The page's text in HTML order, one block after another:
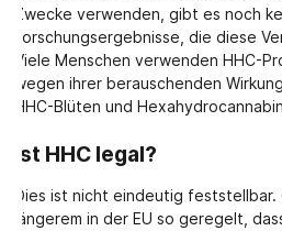
Zwecke verwenden, gibt es noch
Forschungsergebnisse, die diese
Viele Menschen verwenden HHC-
wegen ihrer berauschenden
HHC-Blüten und
Ist HHC legal?
Dies ist nicht eindeutig
längerem in der EU so geregelt,